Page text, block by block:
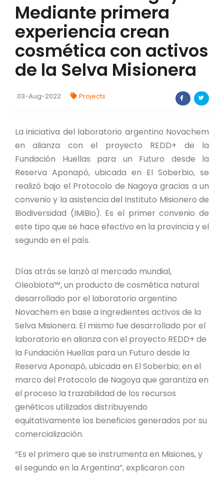
FORTALECIMIENTO DE RECURSOS
ALIMENTICIOS
BIODIVERSIDAD Y ALIMENTACIÓN
INVENTARIO DE LA BIODIVERSIDAD MISIONERA
investigadores
INVESTIGADORES
AUTORIZACIONES
PROGRAMAS Y PROYECTOS
PROGRAMAS
PROYECTO ÁGUILAS DE MISIONES
REPOSITORIO
CONTACTO
Mediante primera
experiencia crean
cosmética con activos
de la Selva Misionera
03-Aug-2022 Projects
La iniciativa del laboratorio argentino Novachem
en alianza con el proyecto REDD+ de la
Fundación Huellas para un Futuro desde la
Reserva Aponapó, ubicada en El Soberbio, se
realizó bajo el Protocolo de Nagoya gracias a un
convenio y la asistencia del Instituto Misionero de
Biodiversidad (IMiBio). Es el primer convenio de
este tipo que se hace efectivo en la provincia y el
segundo en el país.
Días atrás se lanzó al mercado mundial,
Oleobiota™, un producto de cosmética natural
desarrollado por el laboratorio argentino
Novachem en base a ingredientes activos de la
Selva Misionera. El mismo fue desarrollado por el
laboratorio en alianza con el proyecto REDD+ de
la Fundación Huellas para un Futuro desde la
Reserva Aponapó, ubicada en El Soberbio; en el
marco del Protocolo de Nagoya que garantiza en
el proceso la trazabilidad de los recursos
genéticos utilizados distribuyendo
equitativamente los beneficios generados por su
comercialización.
“Es el primero que se instrumenta en Misiones, y
el segundo en la Argentina”, explicaron con